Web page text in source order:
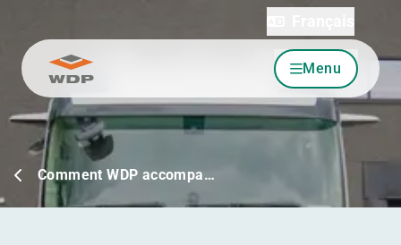
Allez au contenu Menu
Comment WDP accompa…